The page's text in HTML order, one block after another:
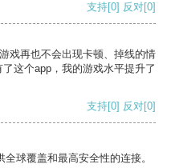
支持[0] 反对[0]
戏再也不会出现卡顿、掉线的情
这个app，我的游戏水平提升了
支持[0] 反对[0]
球覆盖和最高安全性的连接。